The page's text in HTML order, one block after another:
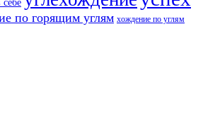
себе
по горящим углям хождение по углям